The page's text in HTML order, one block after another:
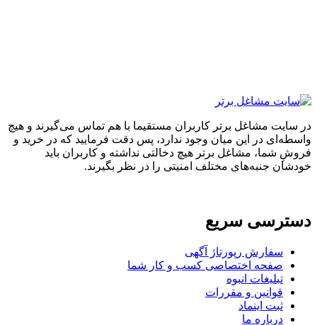
مشاغل برتر کاربران مستقیما با هم تماس می‌گیرند و هیچ
در این میان وجود ندارد، پس دقت فرمایید که در خرید و
شما، مشاغل برتر هیچ دخالتی نداشته و کاربران باید
جنبه‌های مختلف امنیتی را در نظر بگیرند.
سریع
سفارش رپورتاژ آگهی
صفحه اختصاصی کسب و کار شما
تبلیغات انبوه
قوانین و مقررات
ثبت اینماد
درباره ما